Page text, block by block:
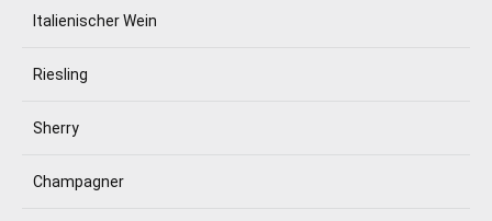
Italienischer Wein
Riesling
Sherry
Champagner